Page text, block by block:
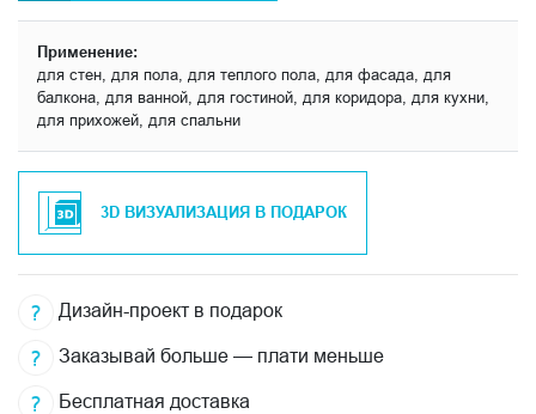
Применение:
для стен, для пола, для теплого пола, для фасада, для
балкона, для ванной, для гостиной, для коридора, для кухни,
для прихожей, для спальни
3D ВИЗУАЛИЗАЦИЯ В ПОДАРОК
Дизайн-проект в подарок
Заказывай больше — плати меньше
Бесплатная доставка